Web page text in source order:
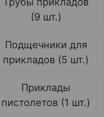
(9 шт.)
Подщечники для
прикладов (5 шт.)
Приклады
пистолетов (1 шт.)